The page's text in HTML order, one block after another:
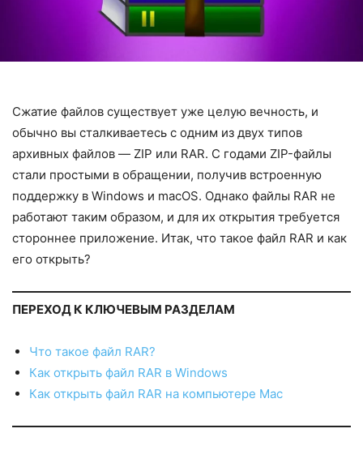
Сжатие файлов существует уже целую вечность, и
обычно вы сталкиваетесь с одним из двух типов
архивных файлов — ZIP или RAR. С годами ZIP-файлы
стали простыми в обращении, получив встроенную
поддержку в Windows и macOS. Однако файлы RAR не
работают таким образом, и для их открытия требуется
стороннее приложение. Итак, что такое файл RAR и как
его открыть?
ПЕРЕХОД К КЛЮЧЕВЫМ РАЗДЕЛАМ
Что такое файл RAR?
Как открыть файл RAR в Windows
Как открыть файл RAR на компьютере Mac